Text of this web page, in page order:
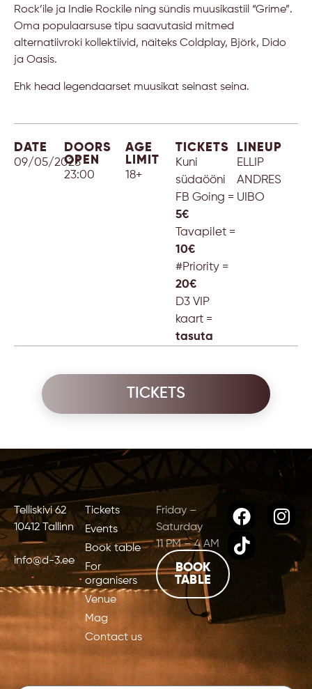
Rock’ile ja Indie Rockile ning sündis muusikastiil “Grime”.
Oma populaarsuse tipu saavutasid mitmed
alternatiivroki kollektiivid, näiteks Coldplay, Björk, Dido
ja Oasis.
Ehk head legendaarset muusikat seinast seina.
DATE
09/05/2025
DOORS
OPEN
23:00
AGE
LIMIT
18+
TICKETS
Kuni
südaööni
FB Going =
5€
Tavapilet =
10€
#Priority =
20€
D3 VIP
kaart =
tasuta
LINEUP
ELLIP
ANDRES
UIBO
TICKETS
Friday –
Saturday
11 PM – 4 AM
BOOK
TABLE
Telliskivi 62
10412 Tallinn
info@d-3.ee
Tickets
Events
Book table
For
organisers
Venue
Mag
Contact us